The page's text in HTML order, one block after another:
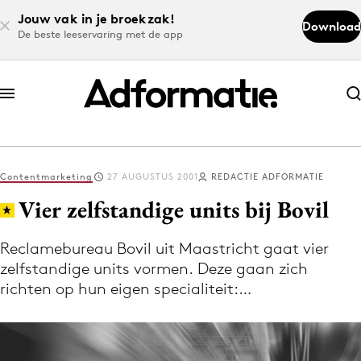
Jouw vak in je broekzak!
De beste leeservaring met de app
Download
Abonneer nu
Abonneer nu
Log in
Download de app
Volg het laatste nieuws via de Adformatie
Nieuws app
Contentmarketing 27 AUGUSTUS 2001 REDACTIE ADFORMATIE
Vier zelfstandige units bij Bovil
Reclamebureau Bovil uit Maastricht gaat vier
zelfstandige units vormen. Deze gaan zich
richten op hun eigen specialiteit:…